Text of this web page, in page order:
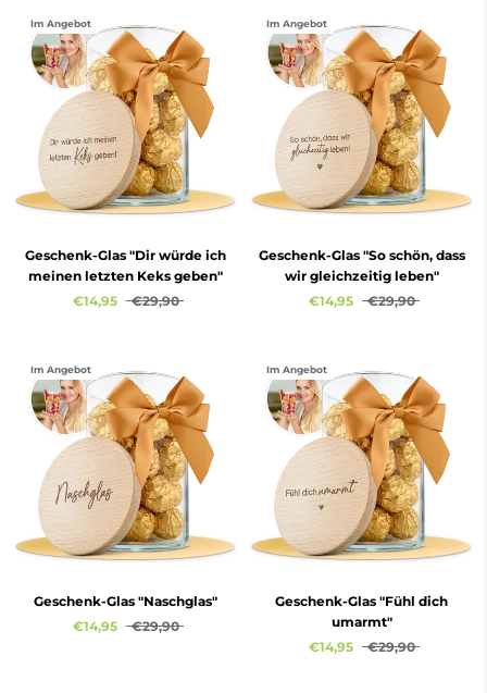
Im Angebot
Geschenk-Glas "Dir würde ich
meinen letzten Keks geben"
€14,95
€29,90
Im Angebot
Geschenk-Glas "So schön, dass
wir gleichzeitig leben"
€14,95
€29,90
Im Angebot
Geschenk-Glas "Naschglas"
€14,95
€29,90
Im Angebot
Geschenk-Glas "Fühl dich
umarmt"
€14,95
€29,90